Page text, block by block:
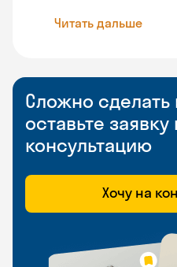
Читать дальше
Сложно
оставьте
консультацию
Хочу на